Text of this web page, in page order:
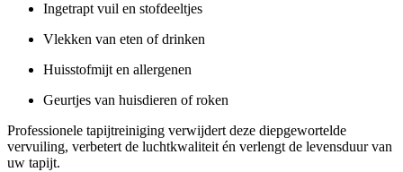
Ingetrapt vuil en stofdeeltjes
Vlekken van eten of drinken
Huisstofmijt en allergenen
Geurtjes van huisdieren of roken
Professionele tapijtreiniging verwijdert deze diepgewortelde
vervuiling, verbetert de luchtkwaliteit én verlengt de levensduur van
uw tapijt.